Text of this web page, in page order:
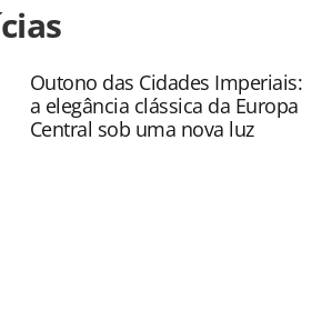
aviacao/aeroportos/2025/
chegar-e-sair-do-aeroporto-de-nova-
ou as ferramentas
Todo o conteúdo produzido pela
é protegido pela legislação brasileira
Não reproduza o conteúdo sem
Outono das Cidades Imperiais:
a elegância clássica da Europa
Central sob uma nova luz